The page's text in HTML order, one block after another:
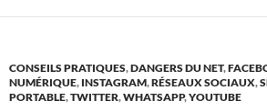
CONSEILS PRATIQUES,DANGERS DU NET,
NUMÉRIQUE, INSTAGRAM,RÉSEAUX SOCIAUX,
PORTABLE,TWITTER,WHATSAPP,YOUTUBE